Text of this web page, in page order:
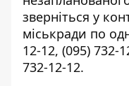
зверніться у
міськради по
12-12, (095) 732-
732-12-12.